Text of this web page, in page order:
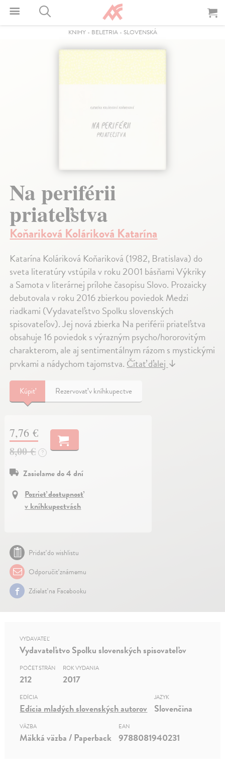
KNIHY- BELETRIA- SLOVENSKÁ
Na periférii
priateľstva
Koňariková Koláriková Katarína
Katarína Koláriková Koňariková (1982, Bratislava) do
sveta literatúry vstúpila v roku 2001 básňami Výkriky
a Samota v literárnej prílohe časopisu Slovo. Prozaicky
debutovala v roku 2016 zbierkou poviedok Medzi
riadkami (Vydavateľstvo Spolku slovenských
spisovateľov). Jej nová zbierka Na periférii priateľstva
obsahuje 16 poviedok s výrazným psycho/hororovitým
charakterom, ale aj sentimentálnym rázom s mystickými
prvkami a nádychom tajomstva.Čítať ďalej↓
Kúpiť Rezervovať v kníhkupectve
7,76 €
8,00 € ?
Zasielame do 4 dní
Pozrieť dostupnosť
v kníhkupectvách
Pridať do wishlistu
Odporučiť známemu
Zdielať na Facebooku
VYDAVATEĽ
Vydavateľstvo Spolku slovenských spisovateľov
POČET STRÁN
212
ROK VYDANIA
2017
EDÍCIA
Edícia mladých slovenských autorov
JAZYK
Slovenčina
VÄZBA
Mäkká väzba / Paperback
EAN
9788081940231